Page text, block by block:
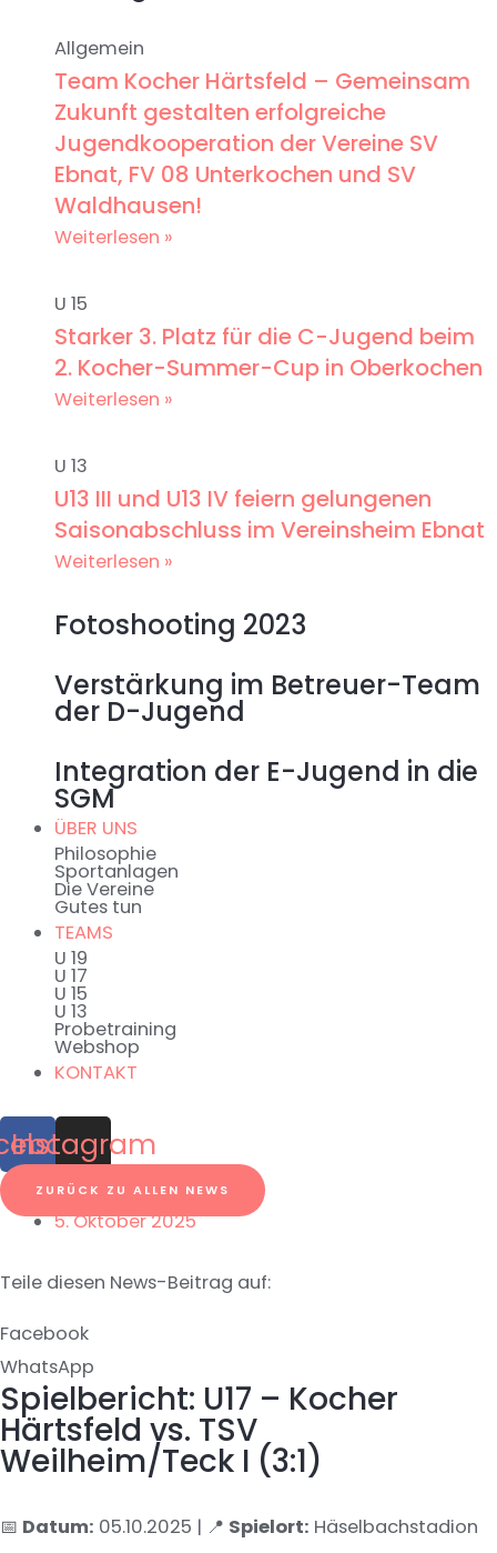
Allgemein
Team Kocher Härtsfeld – Gemeinsam
Zukunft gestalten erfolgreiche
Jugendkooperation der Vereine SV
Ebnat, FV 08 Unterkochen und SV
Waldhausen!
Weiterlesen »
U 15
Starker 3. Platz für die C-Jugend beim
2. Kocher-Summer-Cup in Oberkochen
Weiterlesen »
U 13
U13 III und U13 IV feiern gelungenen
Saisonabschluss im Vereinsheim Ebnat
Weiterlesen »
Fotoshooting 2023
Verstärkung im Betreuer-Team
der D-Jugend
Integration der E-Jugend in die
SGM
ÜBER UNS
Philosophie
Sportanlagen
Die Vereine
Gutes tun
TEAMS
U 19
U 17
U 15
U 13
Probetraining
Webshop
KONTAKT
Instagram
ZURÜCK ZU ALLEN NEWS
5. Oktober 2025
Teile diesen News-Beitrag auf:
Facebook
WhatsApp
Spielbericht: U17 – Kocher
Härtsfeld vs. TSV
Weilheim/Teck I (3:1)
📅 Datum: 05.10.2025 | 📍 Spielort: Häselbachstadion